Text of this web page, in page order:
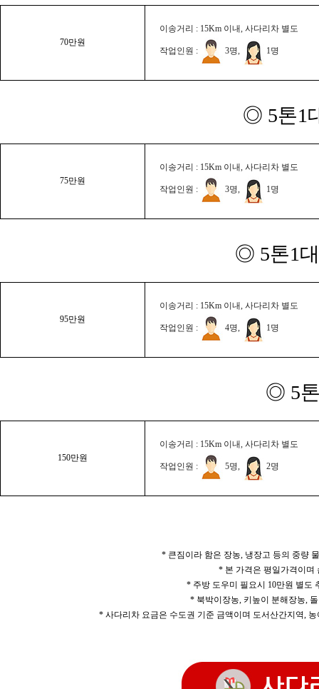
70만원
이송거리 : 15Km 이내, 사다리차 별도
작업인원 : 3명, 1명
◎ 5톤1
75만원
이송거리 : 15Km 이내, 사다리차 별도
작업인원 : 3명, 1명
◎ 5톤1
95만원
이송거리 : 15Km 이내, 사다리차 별도
작업인원 : 4명, 1명
◎ 5
150만원
이송거리 : 15Km 이내, 사다리차 별도
작업인원 : 5명, 2명
* 큰짐이라 함은 장농, 냉장고 등의 중량
* 본 가격은 평일가격이며
* 주방 도우미 필요시 10만원 별도
* 북박이장농, 키높이 분해장농,
* 사다리차 요금은 수도권 기준 금액이며 도서산간지역,